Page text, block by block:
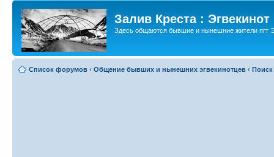
Залив Креста : Эгвекинот
Здесь общаются бывшие и нынешние жители пгт
Список форумов ‹ Общение бывших и нынешних эгвекинотцев ‹ Поиск